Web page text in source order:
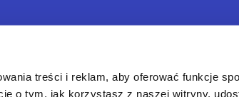
treści i reklam, aby oferować funkcje
o tym, jak korzystasz z naszej witryny,